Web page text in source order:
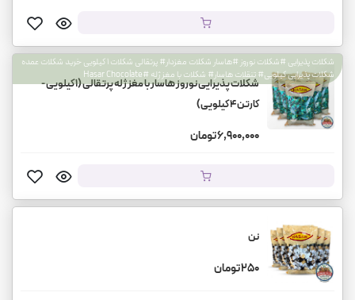
شکلات پذیرایی #شکلات نوروز #هاسار شکلات مغزدار# پرتقالی شکلات ۱ کیلویی خرید شکلات عمده
شکلات پذیرایی کیلویی# تنقلات هاسار# شکلات با مغز ژله #Hasar Chocolate
شکلات پذیرایی نوروز هاسار با مغز ژله پرتقالی (۱ کیلویی -
کارتن ۴ کیلویی)
6,900,000 تومان
نن
250 تومان